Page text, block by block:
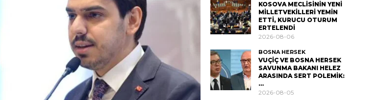
KOSOVA MECLİSİNİN YENİ
MİLLETVEKİLLERİ YEMİN
ETTİ, KURUCU OTURUM
ERTELENDİ
2026-08-06
BOSNA HERSEK
VUÇİÇ VE BOSNA HERSEK
SAVUNMA BAKANI HELEZ
ARASINDA SERT POLEMİK:
…
2026-08-05